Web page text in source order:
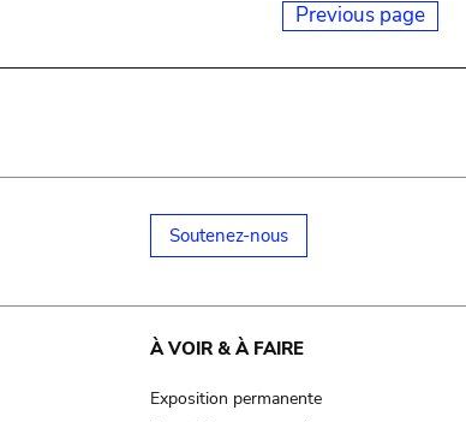
Previous page
Soutenez-nous
À VOIR & À FAIRE
Exposition permanente